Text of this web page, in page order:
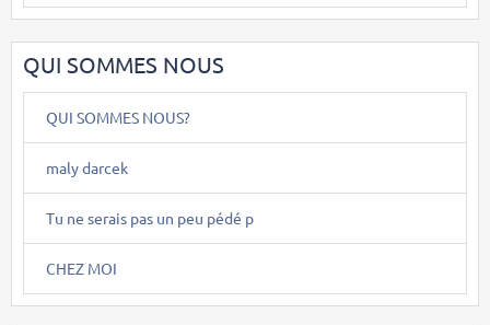
QUI SOMMES NOUS
QUI SOMMES NOUS?
maly darcek
Tu ne serais pas un peu pédé p
CHEZ MOI